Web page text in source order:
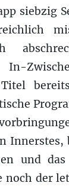
siebzig
In-
Innerstes,
und das
noch der